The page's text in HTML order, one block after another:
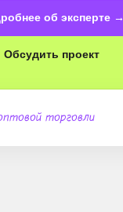
об эксперте →
Обсудить проект
торговли